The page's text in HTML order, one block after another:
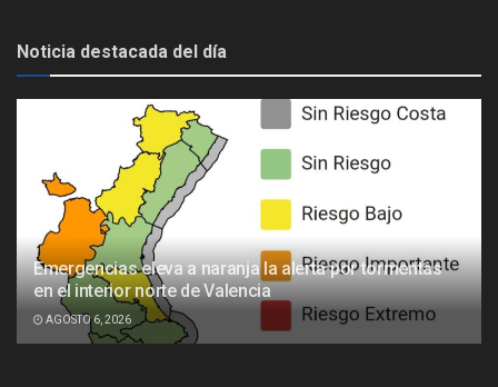
Noticia destacada del día
Emergencias eleva a naranja la alerta por tormentas
en el interior norte de Valencia
AGOSTO 6, 2026